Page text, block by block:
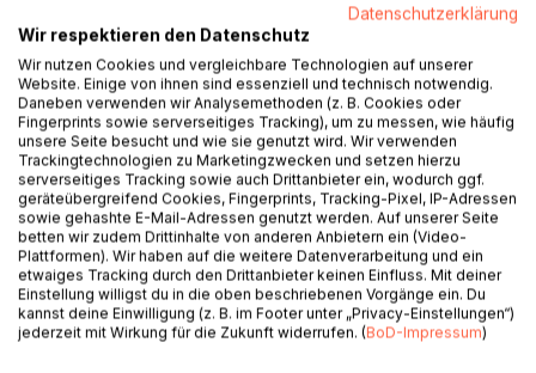
BESCHREIBUNG
Diese Büchlein beinhaltet eine kleine Auswahl von
Gedichten über die Liebe, das Leben und andere
Gedankenwelten, die ich im Laufe von Jahren
niedergeschrieben habe - untermalt mit Bildern von
Datenschutzerklärung
Wir respektieren den Datenschutz
Wir nutzen Cookies und vergleichbare Technologien auf unserer
Website. Einige von ihnen sind essenziell und technisch notwendig.
Daneben verwenden wir Analysemethoden (z. B. Cookies oder
Fingerprints sowie serverseitiges Tracking), um zu messen, wie häufig
unsere Seite besucht und wie sie genutzt wird. Wir verwenden
Trackingtechnologien zu Marketingzwecken und setzen hierzu
serverseitiges Tracking sowie auch Drittanbieter ein, wodurch ggf.
geräteübergreifend Cookies, Fingerprints, Tracking-Pixel, IP-Adressen
sowie gehashte E-Mail-Adressen genutzt werden. Auf unserer Seite
betten wir zudem Drittinhalte von anderen Anbietern ein (Video-
Plattformen). Wir haben auf die weitere Datenverarbeitung und ein
etwaiges Tracking durch den Drittanbieter keinen Einfluss. Mit deiner
Einstellung willigst du in die oben beschriebenen Vorgänge ein. Du
kannst deine Einwilligung (z. B. im Footer unter „Privacy-Einstellungen“)
jederzeit mit Wirkung für die Zukunft widerrufen. (BoD-Impressum)